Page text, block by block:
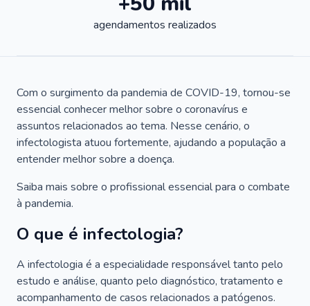
agendamentos realizados
Com o surgimento da pandemia de COVID-19, tornou-se
essencial conhecer melhor sobre o coronavírus e
assuntos relacionados ao tema. Nesse cenário, o
infectologista atuou fortemente, ajudando a população a
entender melhor sobre a doença.
Saiba mais sobre o profissional essencial para o combate
à pandemia.
O que é infectologia?
A infectologia é a especialidade responsável tanto pelo
estudo e análise, quanto pelo diagnóstico, tratamento e
acompanhamento de casos relacionados a patógenos.